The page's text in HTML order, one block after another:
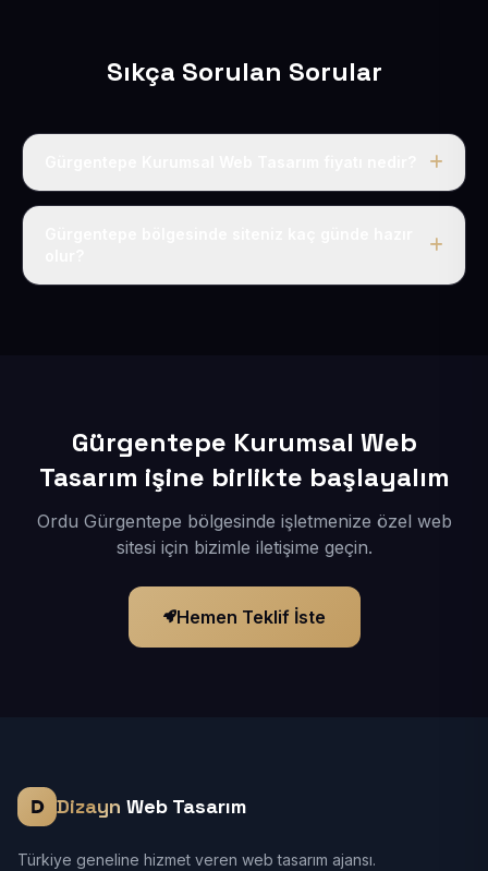
Sıkça Sorulan Sorular
Tek fiyat uygulanır: yıllık 50 USD + KDV. Bu bedele alan
Gürgentepe Kurumsal Web
Tasarım işine birlikte başlayalım
Ordu Gürgentepe bölgesinde işletmenize özel web
sitesi için bizimle iletişime geçin.
Hemen Teklif İste
Dizayn Web Tasarım
Türkiye geneline hizmet veren web tasarım ajansı.